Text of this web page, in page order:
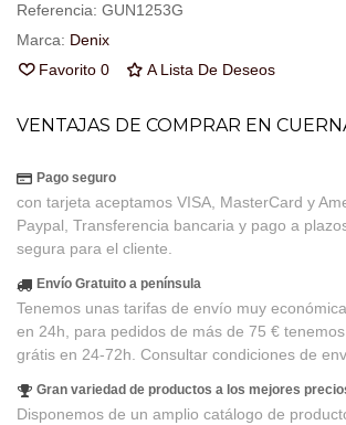
Referencia: GUN1253G
Marca: Denix
Favorito 0 A Lista De Deseos
VENTAJAS DE COMPRAR EN
Pago seguro
con tarjeta aceptamos VISA, MasterCard y
Paypal, Transferencia bancaria y pago a
segura para el cliente.
Envío Gratuito a península
Tenemos unas tarifas de envío muy
en 24h, para pedidos de más de 75 €
grátis en 24-72h. Consultar condiciones de
Gran variedad de productos a los mejores
Disponemos de un amplio catálogo de